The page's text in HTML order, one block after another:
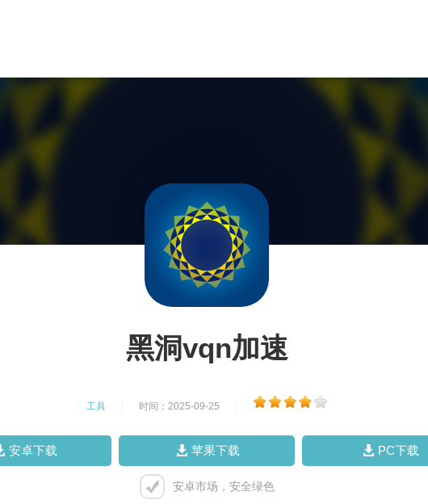
黑洞vqn加速
工具 时间：2025-09-25
安卓下载 苹果下载 PC下载
安卓市场，安全绿色